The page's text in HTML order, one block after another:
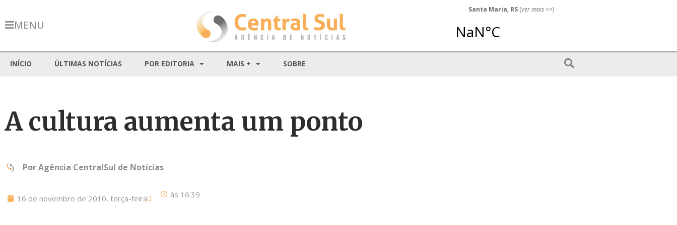
MENU
Santa Maria, RS (ver mais >>)
INÍCIO ÚLTIMAS NOTÍCIAS POR EDITORIA MAIS + SOBRE
A cultura aumenta um ponto
PorAgência CentralSul de Notícias
16 de novembro de 2010, terça-feira às 16:39